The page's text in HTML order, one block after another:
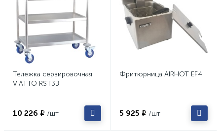
Тележка сервировочная
VIATTO RST3B
10 226 ₽ /шт
Фритюрница AIRHOT EF4
5 925 ₽ /шт